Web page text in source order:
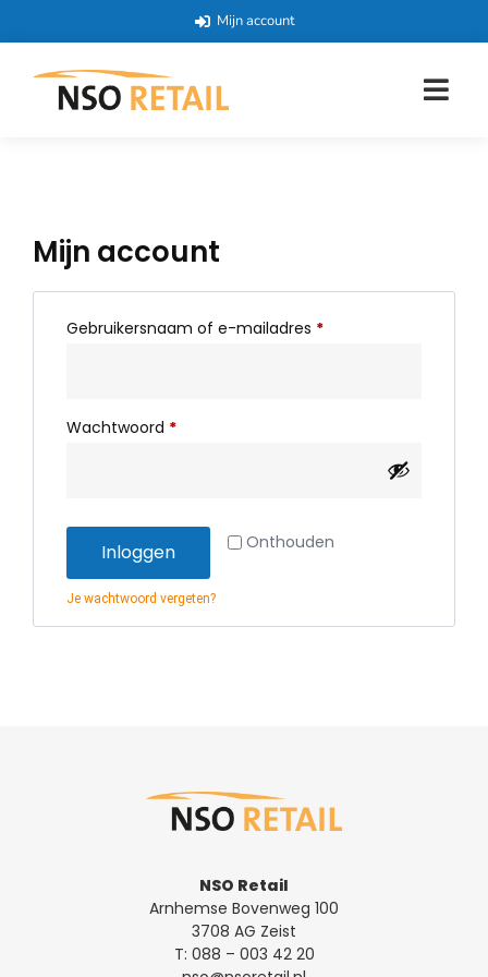
Mijn account
Mijn account
Gebruikersnaam of e-mailadres *
Wachtwoord *
Onthouden
Inloggen
Je wachtwoord vergeten?
NSO Retail
Arnhemse Bovenweg 100
3708 AG Zeist
T: 088 – 003 42 20